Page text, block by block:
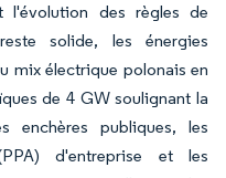
des règles de
solide, les énergies
mix électrique polonais en
de 4 GW soulignant la
enchères publiques, les
d'entreprise et les